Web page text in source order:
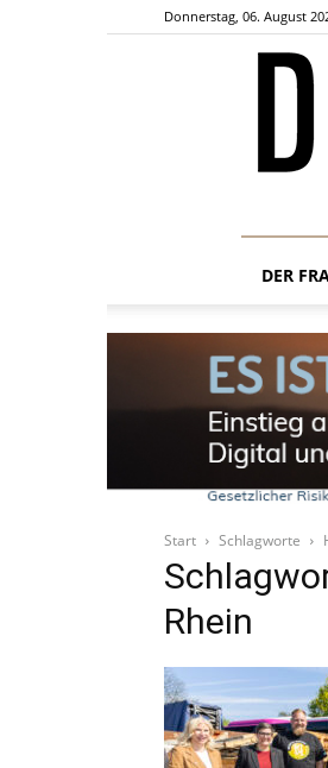
Donnerstag, 06. August
DER
Start Schlagworte
Rhein